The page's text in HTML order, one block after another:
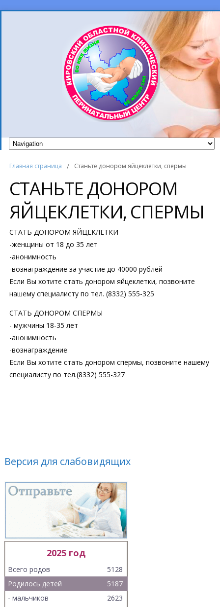
Главная страница / Станьте донором яйцеклетки, спермы
СТАНЬТЕ ДОНОРОМ
ЯЙЦЕКЛЕТКИ, СПЕРМЫ
СТАТЬ ДОНОРОМ ЯЙЦЕКЛЕТКИ
-женщины от 18 до 35 лет
-анонимность
-вознаграждение за участие до 40000 рублей
Если Вы хотите стать донором яйцеклетки, позвоните
нашему специалисту по тел. (8332) 555-325
СТАТЬ ДОНОРОМ СПЕРМЫ
- мужчины 18-35 лет
-анонимность
-вознаграждение
Если Вы хотите стать донором спермы, позвоните нашему
специалисту по тел.(8332) 555-327
Версия для слабовидящих
2025 год
Всего родов
5128
Родилось детей
5187
- мальчиков
2623